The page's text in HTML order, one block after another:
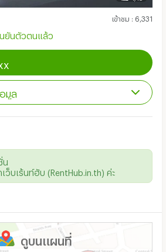
เข้าชม : 6,331
ยันตัวตนแล้ว
มูล
น
ว็บเร้นท์ฮับ (RentHub.in.th) ค่ะ
ดูบนแผนที่